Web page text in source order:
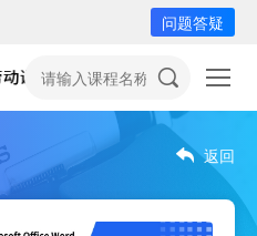
问题答疑
返回